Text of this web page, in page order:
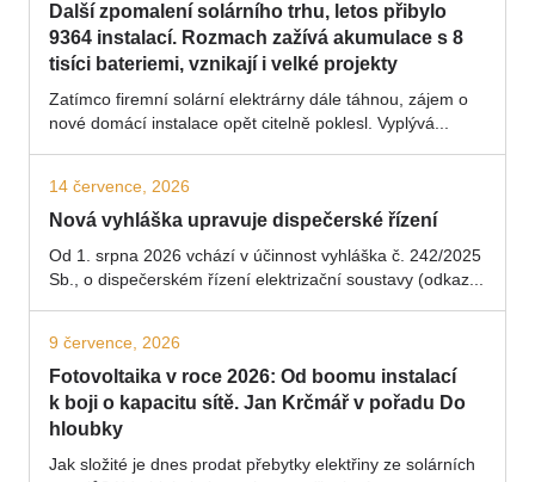
Další zpomalení solárního trhu, letos přibylo
9364 instalací. Rozmach zažívá akumulace s 8
tisíci bateriemi, vznikají i velké projekty
Zatímco firemní solární elektrárny dále táhnou, zájem o
nové domácí instalace opět citelně poklesl. Vyplývá...
14 července, 2026
Nová vyhláška upravuje dispečerské řízení
Od 1. srpna 2026 vchází v účinnost vyhláška č. 242/2025
Sb., o dispečerském řízení elektrizační soustavy (odkaz...
9 července, 2026
Fotovoltaika v roce 2026: Od boomu instalací
k boji o kapacitu sítě. Jan Krčmář v pořadu Do
hloubky
Jak složité je dnes prodat přebytky elektřiny ze solárních